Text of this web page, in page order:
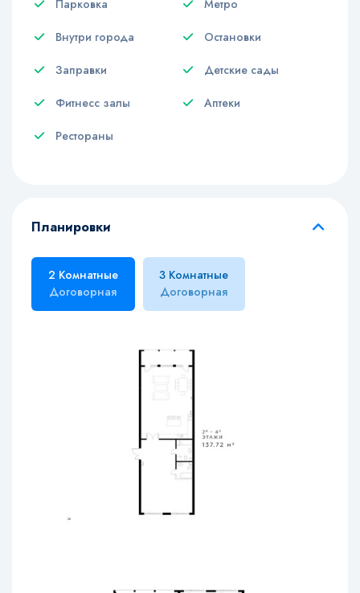
Парковка Метро
Внутри города Остановки
Заправки Детские сады
Фитнесс залы Аптеки
Рестораны
Планировки
2 Комнатные
Договорная
3 Комнатные
Договорная